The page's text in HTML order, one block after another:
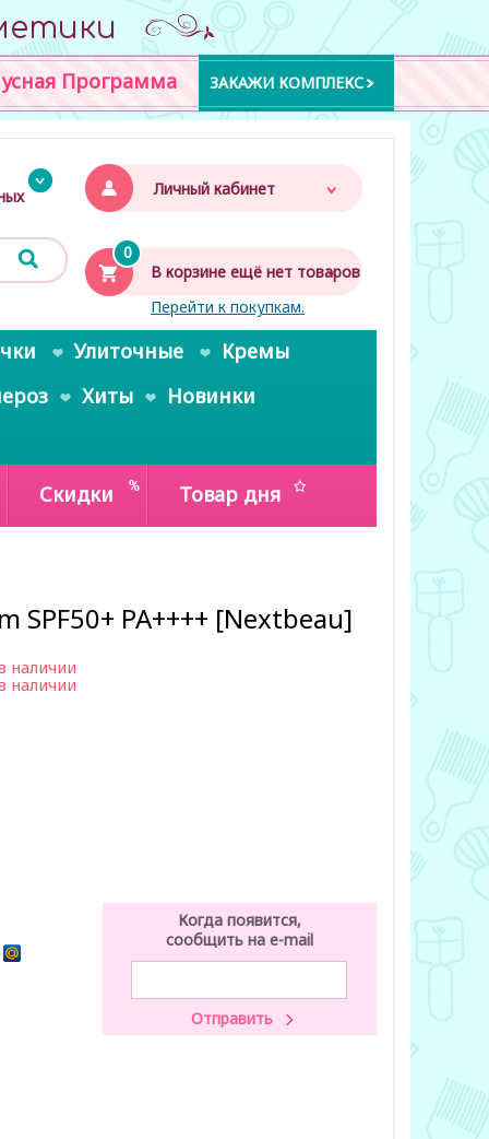
Программа ЗАКАЖИ КОМПЛЕКС
Личный кабинет
0
В корзине ещё нет товаров
Перейти к покупкам.
Улиточные
Кремы
Хиты
Новинки
Скидки Товар дня
SPF50+ PA++++ [Nextbeau]
наличии
наличии
Когда появится,
сообщить на e-mail